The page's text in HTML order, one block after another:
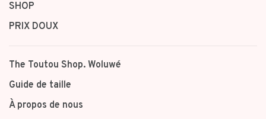
SHOP
PRIX DOUX
The Toutou Shop. Woluwé
Guide de taille
À propos de nous